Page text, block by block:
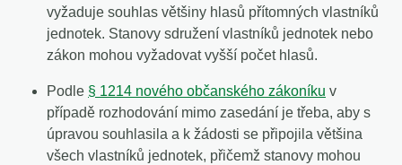
vyžaduje souhlas většiny hlasů přítomných vlastníků
jednotek. Stanovy sdružení vlastníků jednotek nebo
zákon mohou vyžadovat vyšší počet hlasů.
Podle § 1214 nového občanského zákoníku v
případě rozhodování mimo zasedání je třeba, aby s
úpravou souhlasila a k žádosti se připojila většina
všech vlastníků jednotek, přičemž stanovy mohou